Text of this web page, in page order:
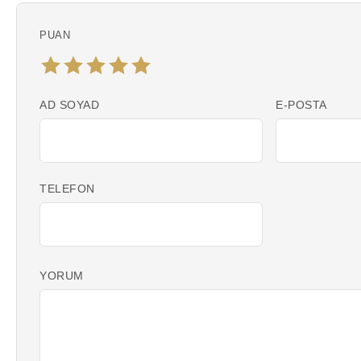
PUAN
AD SOYAD E-POSTA
TELEFON
YORUM